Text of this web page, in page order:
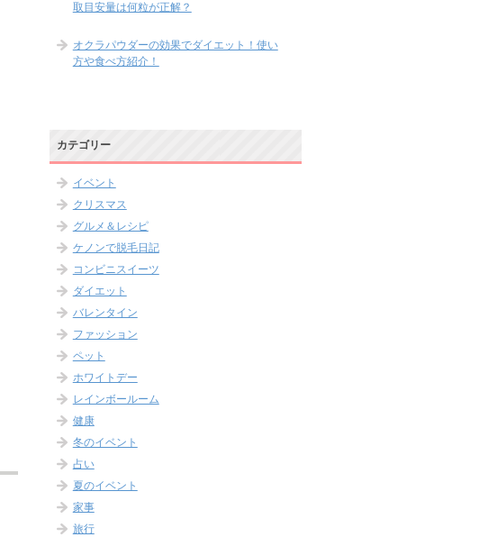
取目安量は何粒が正解？
オクラパウダーの効果でダイエット！使い
方や食べ方紹介！
カテゴリー
イベント
クリスマス
グルメ＆レシピ
ケノンで脱毛日記
コンビニスイーツ
ダイエット
バレンタイン
ファッション
ペット
ホワイトデー
レインボールーム
健康
冬のイベント
占い
夏のイベント
家事
旅行